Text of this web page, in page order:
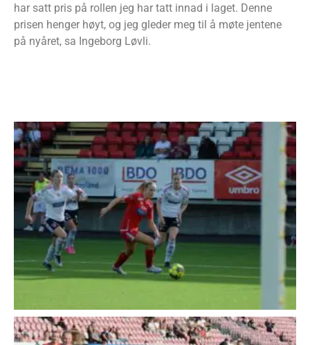
har satt pris på rollen jeg har tatt innad i laget. Denne
prisen henger høyt, og jeg gleder meg til å møte jentene
på nyåret, sa Ingeborg Løvli.